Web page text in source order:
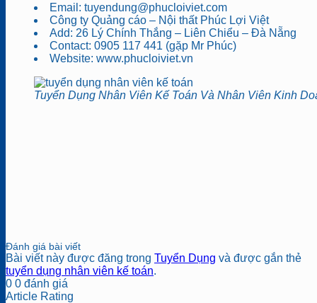
Email: tuyendung@phucloiviet.com
Công ty Quảng cáo – Nội thất Phúc Lợi Việt
Add: 26 Lý Chính Thắng – Liên Chiểu – Đà Nẵng
Contact: 0905 117 441 (gặp Mr Phúc)
Website: www.phucloiviet.vn
Tuyển Dụng Nhân Viên Kế Toán Và Nhân Viên Kinh
Đánh giá bài viết
Bài viết này được đăng trong Tuyển Dụng và được gắn thẻ
tuyển dụng nhân viên kế toán.
0 0 đánh giá
Article Rating